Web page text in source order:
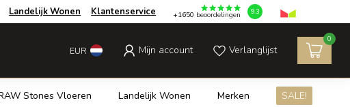
Landelijk Wonen Klantenservice +1650 beoordelingen 9.3
EUR Mijn account Verlanglijst
0
Stones Vloeren Landelijk Wonen Merken SALE!